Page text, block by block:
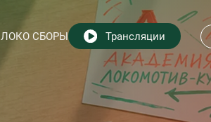
ЛОКО СБОРЫ Трансляции